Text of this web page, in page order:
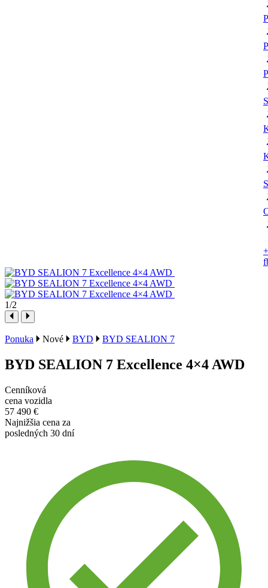
1/2
Ponuka Nové BYD BYD SEALION 7
BYD SEALION 7 Excellence 4×4 AWD
Cenníková
cena vozidla
57 490 €
Najnižšia cena za
posledných 30 dní